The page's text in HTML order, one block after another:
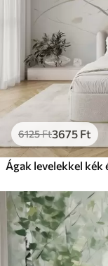
6125Ft3675 Ft